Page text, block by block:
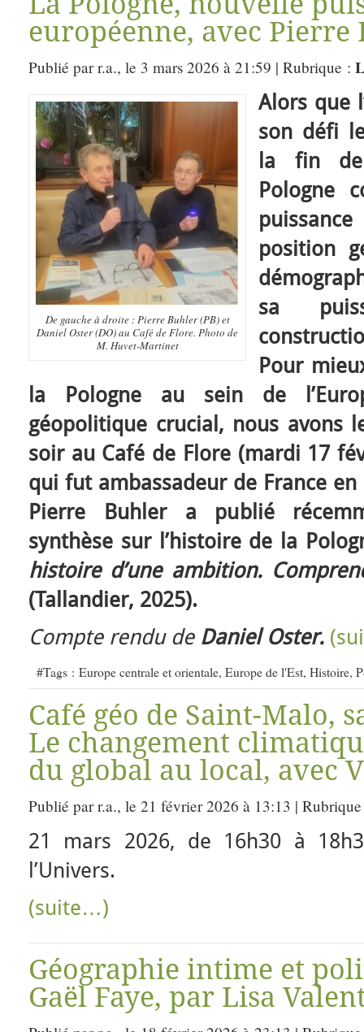
européenne, avec Pierre
Publié par r.a., le 3 mars 2026 à 21:59 | Rubrique :
De gauche à droite : Pierre Buhler (PB) et
Daniel Oster (DO) au Café de Flore. Photo de
M. Huvet-Martinet
Alors que
son défi
la fin
Pologne
position
sa
Pour
la Pologne au sein de
géopolitique crucial, nous avons
soir au Café de Flore (mardi 17
qui fut ambassadeur de France en
Pierre Buhler a publié
synthèse sur l’histoire de la
histoire d’une ambition.
(Tallandier, 2025).
Compte rendu de Daniel Oster.
#Tags : Europe centrale et orientale, Europe de l'Est, Histoire,
Café géo de Saint-Malo,
Le changement
du global au local, avec
Publié par r.a., le 21 février 2026 à 13:13 |
21 mars 2026, de 16h30 à
l’Univers.
(suite…)
Géographie intime et
Gaël Faye, par Lisa